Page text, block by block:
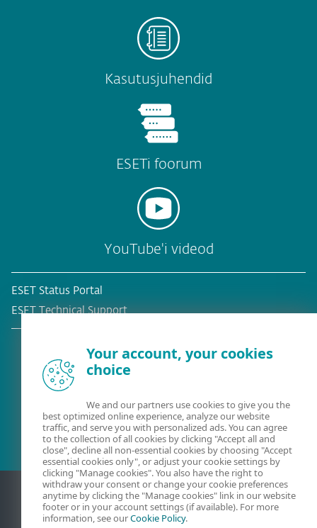
Kasutusjuhendid
ESETi foorum
YouTube'i videod
ESET Status Portal
ESET Technical Support
Olemasolev klient?
Your account, your cookies
choice
We and our partners use cookies to give you the
best optimized online experience, analyze our website
traffic, and serve you with personalized ads. You can agree
to the collection of all cookies by clicking "Accept all and
close", decline all non-essential cookies by choosing "Accept
essential cookies only", or adjust your cookie settings by
clicking "Manage cookies". You also have the right to
withdraw your consent or change your cookie preferences
anytime by clicking the "Manage cookies" link in our website
footer or in your account settings (if available). For more
information, see ourCookie Policy.